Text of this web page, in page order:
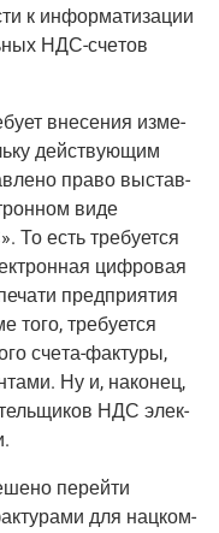
к инфор­ма­ти­за­ции
НДС-сче­тов
вне­се­ния изме­
дей­ству­ю­щим
пра­во выстав­
виде
То есть тре­бу­ет­ся
циф­ро­вая
пред­при­я­тия
того, тре­бу­ет­ся
сче­та-фак­ту­ры,
Ну и, нако­нец,
НДС элек­
перей­ти
для нац­ком­